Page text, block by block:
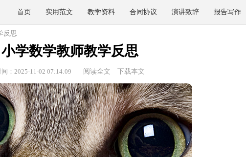
首页 实用范文 教学资料 合同协议 演讲致辞 报告写作
反思
小学数学教师教学反思
间：2025-11-02 07:14:09 阅读全文 下载本文